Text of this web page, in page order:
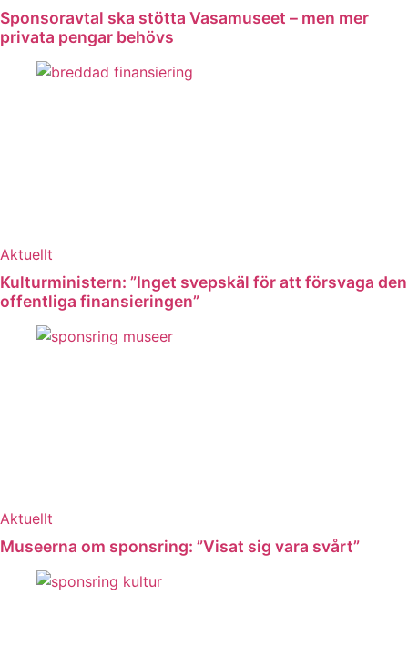
Sponsoravtal ska stötta Vasamuseet – men mer
privata pengar behövs
Aktuellt
Kulturministern: ”Inget svepskäl för att försvaga den
offentliga finansieringen”
Aktuellt
Museerna om sponsring: ”Visat sig vara svårt”